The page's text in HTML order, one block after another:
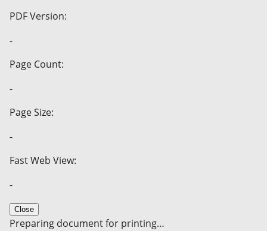
PDF Version:
-
Page Count:
-
Page Size:
-
Fast Web View:
-
Close
Preparing document for printing…